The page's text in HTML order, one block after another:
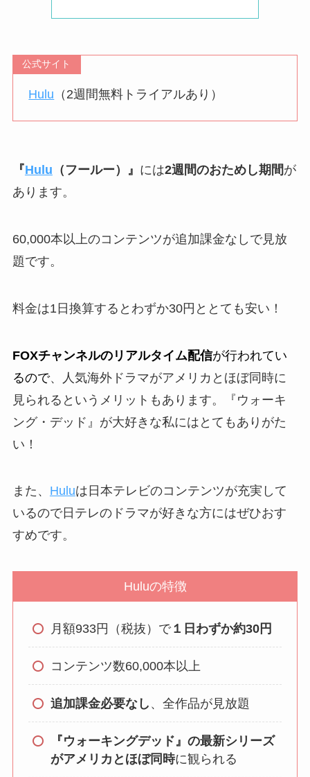
公式サイト
Hulu （2週間無料トライアルあり）
『Hulu （フールー）』 には2週間のおためし期間が
あります。
60,000本以上のコンテンツが追加課金なしで見放
題です。
料金は1日換算するとわずか30円ととても安い！
FOXチャンネルのリアルタイム配信が行われてい
るので、人気海外ドラマがアメリカとほぼ同時に
見られるというメリットもあります。『ウォーキ
ング・デッド』が大好きな私にはとてもありがた
い！
また、 Huluは日本テレビのコンテンツが充実して
いるので日テレのドラマが好きな方にはぜひおす
すめです。
Huluの特徴
月額933円（税抜）で１日わずか約30円
コンテンツ数60,000本以上
追加課金必要なし 、全作品が見放題
『ウォーキングデッド』の最新シリーズ
がアメリカとほぼ同時に観られる